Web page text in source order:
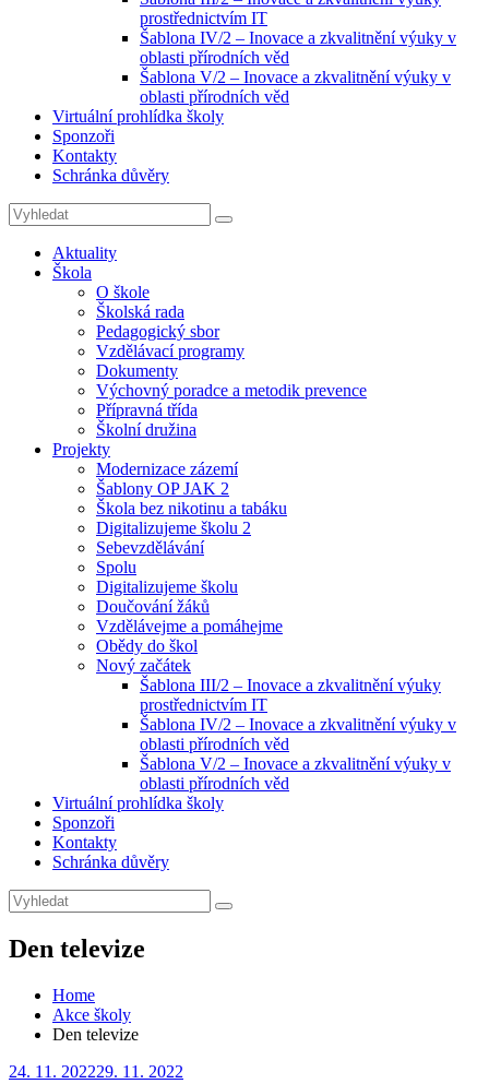
prostřednictvím IT
Šablona IV/2 – Inovace a zkvalitnění výuky v
oblasti přírodních věd
Šablona V/2 – Inovace a zkvalitnění výuky v
oblasti přírodních věd
Virtuální prohlídka školy
Sponzoři
Kontakty
Schránka důvěry
Search
for:
Search
Aktuality
Škola
O škole
Školská rada
Pedagogický sbor
Vzdělávací programy
Dokumenty
Výchovný poradce a metodik prevence
Přípravná třída
Školní družina
Projekty
Modernizace zázemí
Šablony OP JAK 2
Škola bez nikotinu a tabáku
Digitalizujeme školu 2
Sebevzdělávání
Spolu
Digitalizujeme školu
Doučování žáků
Vzdělávejme a pomáhejme
Obědy do škol
Nový začátek
Šablona III/2 – Inovace a zkvalitnění výuky
prostřednictvím IT
Šablona IV/2 – Inovace a zkvalitnění výuky v
oblasti přírodních věd
Šablona V/2 – Inovace a zkvalitnění výuky v
oblasti přírodních věd
Virtuální prohlídka školy
Sponzoři
Kontakty
Schránka důvěry
Search
for:
Search
Den televize
Home
Akce školy
Den televize
Posted
24. 11. 202229. 11. 2022